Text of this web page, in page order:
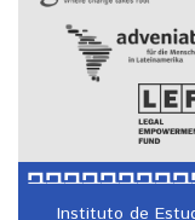
Instituto de